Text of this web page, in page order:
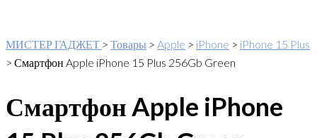
МИСТЕР ГАДЖЕТ > Товары > Apple > iPhone > iPhone 15 Plus
> Смартфон Apple iPhone 15 Plus 256Gb Green
Смартфон Apple iPhone